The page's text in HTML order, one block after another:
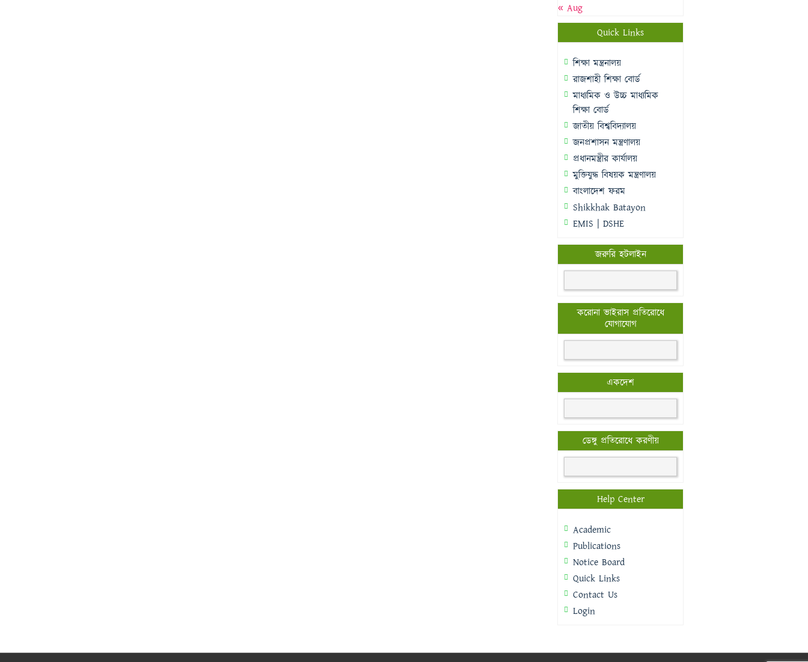
« Aug
Quick Links
শিক্ষা মন্ত্রনালয়
রাজশাহী শিক্ষা বোর্ড
মাধ্যমিক ও উচ্চ মাধ্যমিক
শিক্ষা বোর্ড
জাতীয় বিশ্ববিদ্যালয়
জনপ্রশাসন মন্ত্রণালয়
প্রধানমন্ত্রীর কার্যালয়
মুক্তিযুদ্ধ বিষয়ক মন্ত্রণালয়
বাংলাদেশ ফরম
Shikkhak Batayon
EMIS | DSHE
জরুরি হটলাইন
করোনা ভাইরাস প্রতিরোধে
যোগাযোগ
একদেশ
ডেঙ্গু প্রতিরোধে করণীয়
Help Center
Academic
Publications
Notice Board
Quick Links
Contact Us
Login